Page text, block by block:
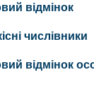
відмінок
числівники
відмінок